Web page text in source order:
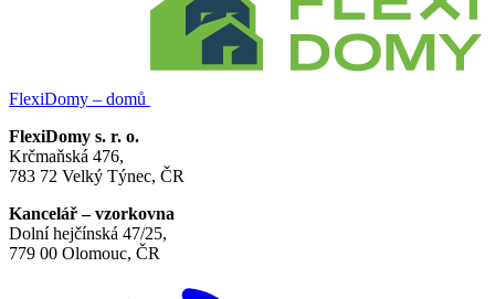
FlexiDomy – domů
FlexiDomy s. r. o.
Krčmaňská 476,
783 72 Velký Týnec, ČR
Kancelář – vzorkovna
Dolní hejčínská 47/25,
779 00 Olomouc, ČR